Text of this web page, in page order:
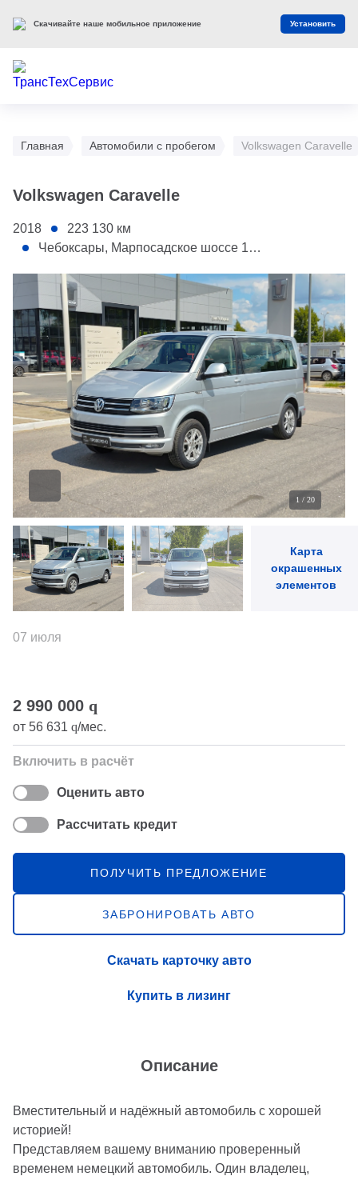
Главная Автомобили с пробегом Volkswagen Caravelle
Volkswagen Caravelle
2018 223 130 км
Чебоксары, Марпосадское шоссе 19, корп. 2 (АС Tank)
1 - Переднее правое крыло
2 - Передняя правая дверь
3 - Задняя правая дверь
4 - Заднее правое крыло
5 - Крышка багажника
6 - Заднее левое крыло
1 / 20
Карта
окрашенных
элементов
Описание
Вместительный и надёжный автомобиль с хорошей
историей!
Представляем вашему вниманию проверенный
временем немецкий автомобиль. Один владелец,
07 июля
2 990 000 q
от 56 631 q/мес.
Включить в расчёт
Оценить авто
Рассчитать кредит
ПОЛУЧИТЬ ПРЕДЛОЖЕНИЕ
ЗАБРОНИРОВАТЬ АВТО
Скачать карточку авто
Купить в лизинг
Скачивайте наше мобильное приложение Установить